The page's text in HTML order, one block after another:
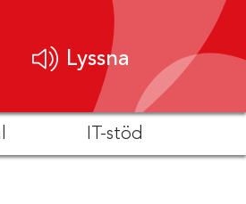
Lyssna
IT-stöd